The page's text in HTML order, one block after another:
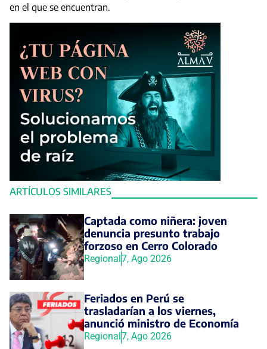
ARTÍCULOS SIMILARES
Captada como niñera: joven
denuncia presunto trabajo
forzoso en Cerro Colorado
Regional 7, Ago 2026
Feriados en Perú se
trasladarían a los viernes,
anunció ministro de Economía
Regional 7, Ago 2026
en el que se encuentran.